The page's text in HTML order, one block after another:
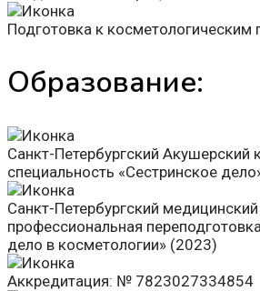
Подготовка к косметологическим
Образование:
Санкт-Петербургский Акушерский
специальность «Сестринское
Санкт-Петербургский
профессиональная
дело в косметологии» (2023)
Аккредитация: № 7823027334854